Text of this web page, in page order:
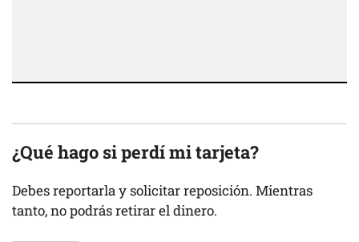
¿Qué hago si perdí mi tarjeta?
Debes reportarla y solicitar reposición. Mientras
tanto, no podrás retirar el dinero.